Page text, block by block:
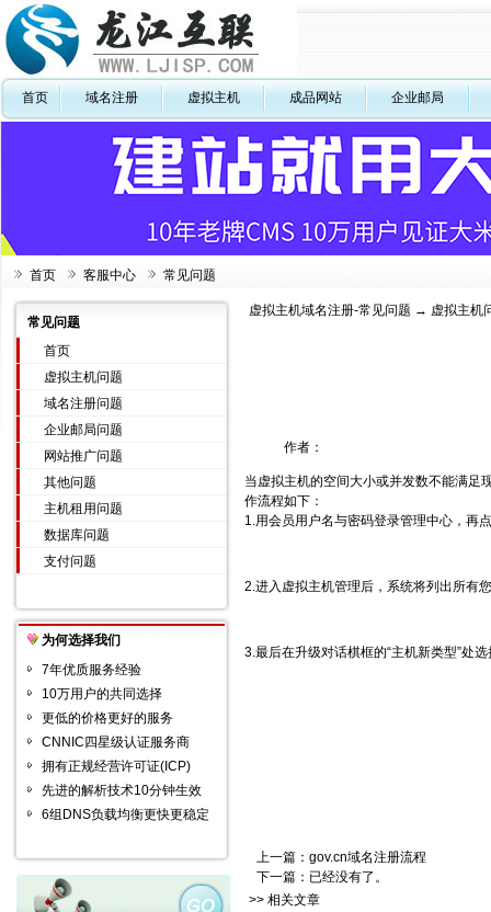
首页 域名注册 虚拟主机 成品网站 企业邮局
首页 客服中心 常见问题
常见问题
首页
虚拟主机问题
域名注册问题
企业邮局问题
网站推广问题
其他问题
主机租用问题
数据库问题
支付问题
为何选择我们
7年优质服务经验
10万用户的共同选择
更低的价格更好的服务
CNNIC四星级认证服务商
拥有正规经营许可证(ICP)
先进的解析技术10分钟生效
6组DNS负载均衡更快更稳定
虚拟主机域名注册-常见问题 → 虚拟主机
作者：
当虚拟主机的空间大小或并发数不能满足
作流程如下：
1.用会员用户名与密码登录管理中心，再
2.进入虚拟主机管理后，系统将列出所有
3.最后在升级对话棋框的“主机新类型”处
上一篇： gov.cn域名注册流程
下一篇：已经没有了。
>> 相关文章